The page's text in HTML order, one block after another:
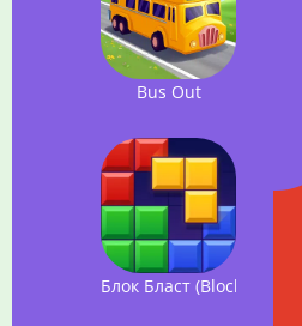
Bus Out
Блок Бласт (Block Blast)